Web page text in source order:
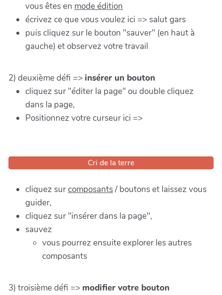
vous êtes en mode édition
écrivez ce que vous voulez ici => salut gars
puis cliquez sur le bouton "sauver" (en haut à
gauche) et observez votre travail
2) deuxième défi => insérer un bouton
cliquez sur "éditer la page" ou double cliquez
dans la page,
Positionnez votre curseur ici =>
Cri de la terre
cliquez surcomposants/ boutons et laissez vous
guider,
cliquez sur "insérer dans la page",
sauvez
vous pourrez ensuite explorer les autres
composants
3) troisième défi => modifier votre bouton